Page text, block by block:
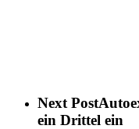
Next Post
ein Drittel ein